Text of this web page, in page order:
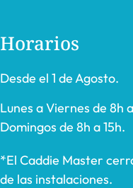
Horarios
Desde el 1 de Agosto.
Lunes a Viernes de 8h
Domingos de 8h a 15h.
*El Caddie Master
de las instalaciones.